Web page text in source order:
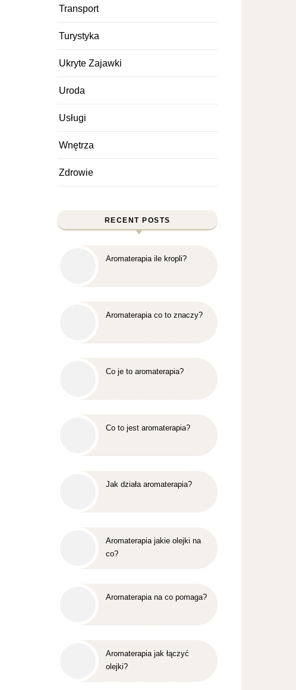
Transport
Turystyka
Ukryte Zajawki
Uroda
Usługi
Wnętrza
Zdrowie
RECENT POSTS
Aromaterapia ile kropli?
Aromaterapia co to znaczy?
Co je to aromaterapia?
Co to jest aromaterapia?
Jak działa aromaterapia?
Aromaterapia jakie olejki na
co?
Aromaterapia na co pomaga?
Aromaterapia jak łączyć
olejki?